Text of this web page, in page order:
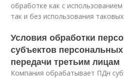
обработке как с
так и без использования таковых.
Условия обработки
субъектов
передачи третьим лицам
Компания обрабатывает ПДн